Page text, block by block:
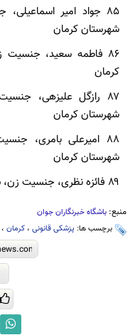
شهرستان کرمان
کرمان
شهرستان کرمان
شهرستان کرمان
۸۹ فائزه نظری، جنسیت زن، سن ۱۴ سال، ملیت ایرانی، شهرستان کرمان
منبع: باشگاه خبرنگاران جوان
برچسب ها: پزشکی قانونی ، کرمان ،